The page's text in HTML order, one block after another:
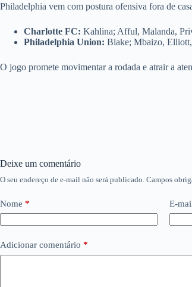
Philadelphia vem com postura ofensiva fora de
Charlotte FC: Kahlina; Afful, Malanda,
Philadelphia Union: Blake; Mbaizo,
O jogo promete movimentar a rodada e atrair a
Deixe um comentário
O seu endereço de e-mail não será publicado. Campos
Nome * E-
Adicionar comentário *